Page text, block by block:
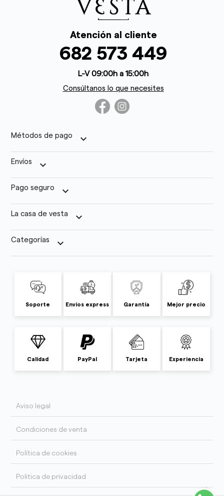
Atención al cliente
682 573 449
L-V 09:00h a 15:00h
Consúltanos lo que necesites
Métodos de pago keyboard_arrow_down
Envíos keyboard_arrow_down
Pago seguro keyboard_arrow_down
La casa de vesta keyboard_arrow_down
Categorías keyboard_arrow_down
Soporte Envíos express Garantía Mejor precio
Calidad PayPal Tarjeta Experiencia
Aviso legal
Condiciones de venta
Política de cookies
Politica de privacidad